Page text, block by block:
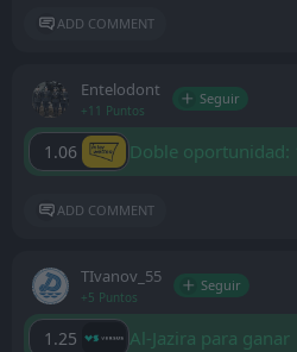
ADD COMMENT
Entelodont
+11 Puntos
Seguir
1.06 Doble oportunidad:
ADD COMMENT
ТIvanov_55
+5 Puntos
Seguir
1.25 Al-Jazira para ganar